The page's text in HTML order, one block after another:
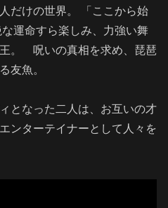
だけの世界。 「ここから始
運命すら楽しみ、力強い舞
。 呪いの真相を求め、琵琶
友魚。
となった二人は、お互いの才
ンターテイナーとして人々を